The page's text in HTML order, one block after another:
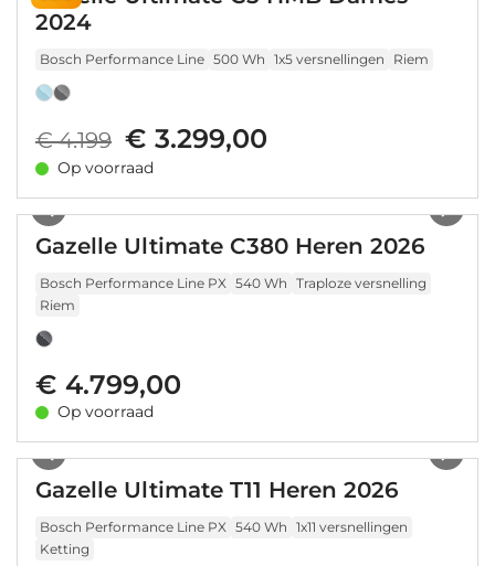
2024
Bosch Performance Line 500 Wh 1x5 versnellingen Riem
€ 4.199 € 3.299,00
Op voorraad
Gazelle Ultimate C380 Heren 2026
Bosch Performance Line PX 540 Wh Traploze versnelling
Riem
€ 4.799,00
Op voorraad
Gazelle Ultimate T11 Heren 2026
Bosch Performance Line PX 540 Wh 1x11 versnellingen
Ketting